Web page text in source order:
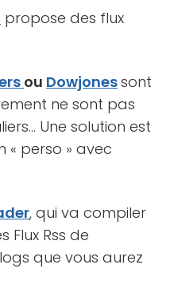
propose des flux
ou Dowjonessont
ne sont pas
Une solution est
« perso » avec
, qui va compiler
Flux Rss de
que vous aurez